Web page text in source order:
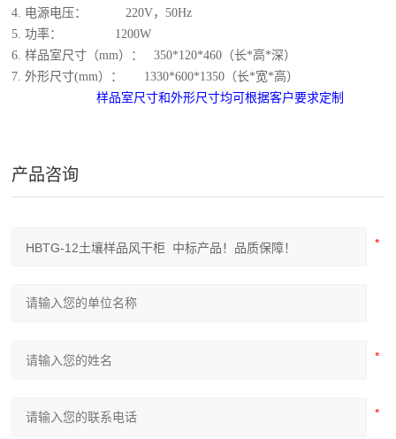
4. 电源电压：
220V，50Hz
5. 功率：
1200W
6. 样品室尺寸 （mm） ： 350*120*460 （长*高*深）
7. 外形尺寸(mm）： 1330*600*1350 （长*宽*高）
样品室尺寸和外形尺寸均可根据客户要求定制
产品咨询